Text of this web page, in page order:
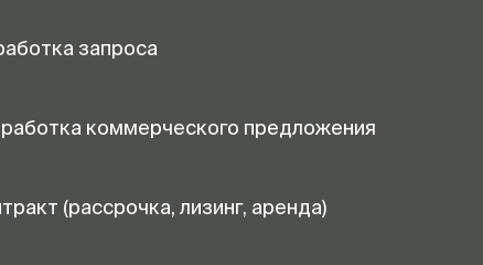
запроса
коммерческого предложения
(рассрочка, лизинг, аренда)